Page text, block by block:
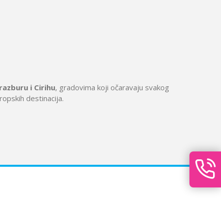
i Cirihu, gradovima koji očaravaju svakog
destinacija.